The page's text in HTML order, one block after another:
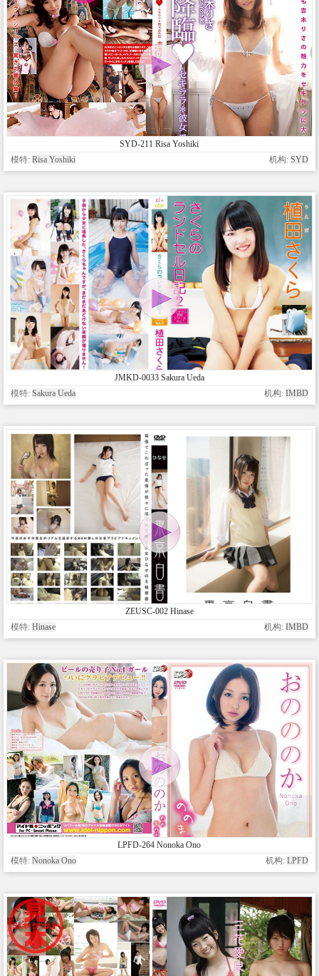
SYD-211 Risa Yoshiki
模特: Risa Yoshiki 机构: SYD
JMKD-0033 Sakura Ueda
模特: Sakura Ueda 机构: IMBD
ZEUSC-002 Hinase
模特: Hinase 机构: IMBD
LPFD-264 Nonoka Ono
模特: Nonoka Ono 机构: LPFD